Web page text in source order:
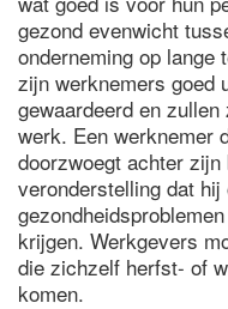
gezond evenwicht
onderneming op lange
zijn werknemers goed
gewaardeerd en
werk. Een werknemer
doorzwoegt achter
veronderstelling dat
krijgen. Werkgevers
die zichzelf herfst- of
komen.